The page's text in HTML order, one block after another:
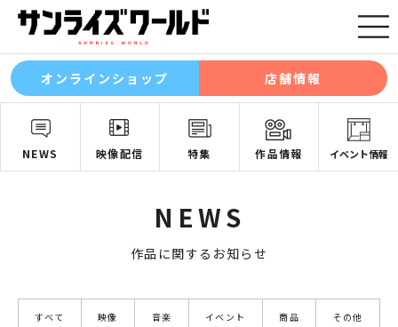
オンラインショップ 店舗情報
NEWS 映像配信 特集 作品情報 イベント情報
NEWS
作品に関するお知らせ
すべて 映像 音楽 イベント 商品 その他